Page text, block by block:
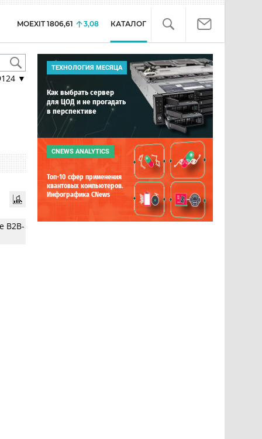
MOEXIT 1806,61 3,08 КАТАЛОГ
▼
B2B-
ТЕХНОЛОГИЯ МЕСЯЦА
Как выбрать сервер
для ЦОД и не прогадать
в перспективе
CNEWS ANALYTICS
Топ-10 сфер применения
квантовых компьютеров.
Инфографика CNews